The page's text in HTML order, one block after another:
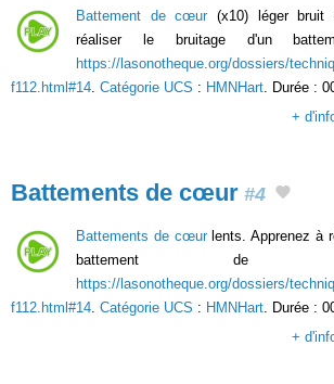
Battement de cœur (x10) léger bruit
réaliser le bruitage d'un
https://lasonotheque.org/dossiers/
f112.html#14 Catégorie UCS : HMNHart . Durée :
+
Battements de cœur #4
Battements de cœurlents. Apprenez à
battement
https://lasonotheque.org/dossiers/
f112.html#14. Catégorie UCS : HMNHart. Durée :
+